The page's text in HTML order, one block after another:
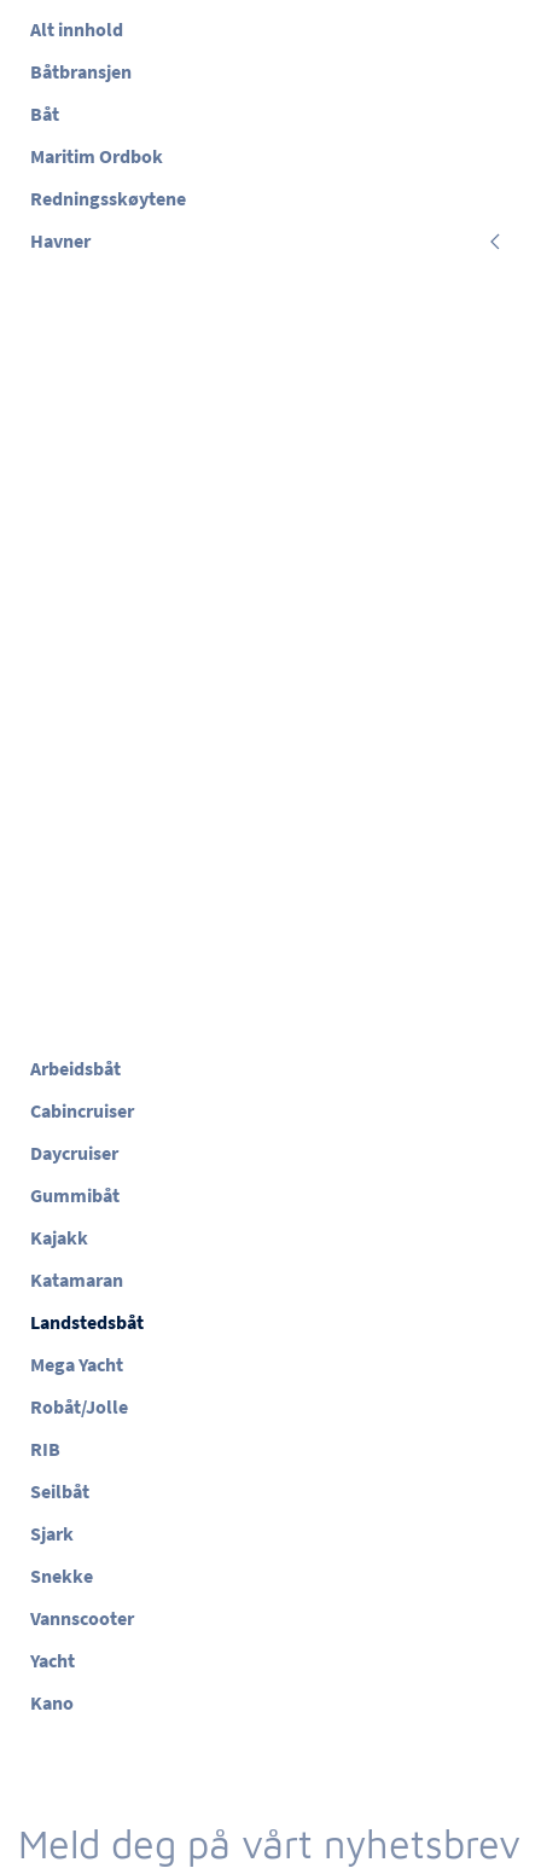
Alt innhold
Båtbransjen
Båt
Maritim Ordbok
Redningsskøytene
Havner
Arbeidsbåt
Cabincruiser
Daycruiser
Gummibåt
Kajakk
Katamaran
Landstedsbåt
Mega Yacht
Robåt/Jolle
RIB
Seilbåt
Sjark
Snekke
Vannscooter
Yacht
Kano
Meld deg på vårt nyhetsbrev